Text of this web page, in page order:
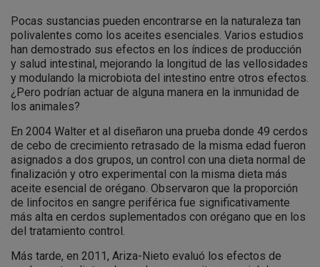
Pocas sustancias pueden encontrarse en la naturaleza tan
polivalentes como los aceites esenciales. Varios estudios
han demostrado sus efectos en los índices de producción
y salud intestinal, mejorando la longitud de las vellosidades
y modulando la microbiota del intestino entre otros efectos.
¿Pero podrían actuar de alguna manera en la inmunidad de
los animales?
En 2004 Walter et al diseñaron una prueba donde 49 cerdos
de cebo de crecimiento retrasado de la misma edad fueron
asignados a dos grupos, un control con una dieta normal de
finalización y otro experimental con la misma dieta más
aceite esencial de orégano. Observaron que la proporción
de linfocitos en sangre periférica fue significativamente
más alta en cerdos suplementados con orégano que en los
del tratamiento control.
Más tarde, en 2011, Ariza-Nieto evaluó los efectos de